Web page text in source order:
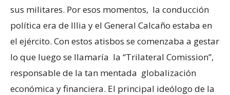
sus militares. Por esos momentos, la conducción
política era de Illia y el General Calcaño estaba en
el ejército. Con estos atisbos se comenzaba a gestar
lo que luego se llamaría la “Trilateral Comission”,
responsable de la tan mentada globalización
económica y financiera. El principal ideólogo de la